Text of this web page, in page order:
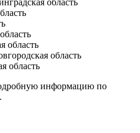
область
область
область
информацию по
.